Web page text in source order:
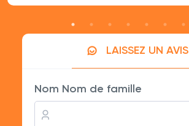
LAISSEZ UN AVIS
Nom Nom de famille